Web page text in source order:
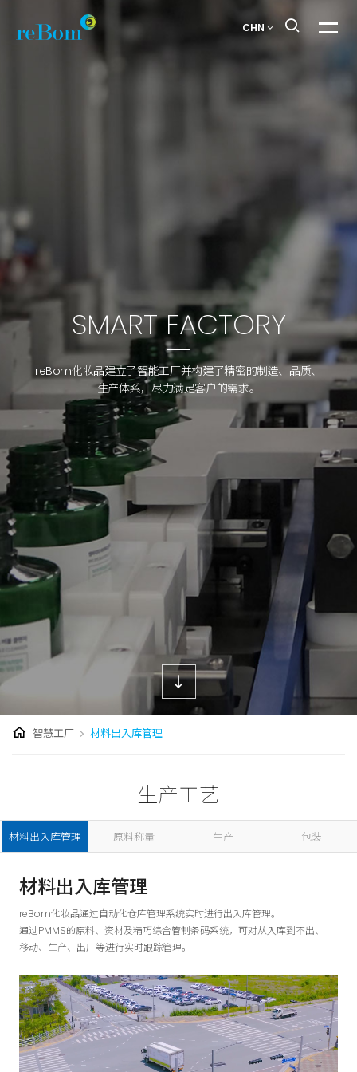
화장품ODM제조전문
리봄화장품
CHN 메뉴
SMART FACTORY
reBom化妆品建立了智能工厂并构建了精密的制造、 品质、
生产体系，尽力满足客户的需求。
智慧工厂 材料出入库管理
生产工艺
材料出入库管理 原料称量 生产 包装
材料出入库管理
reBom化妆品通过自动化仓库管理系统实时进行出入库管理。
通过PMMS的原料、资材及精巧综合管制条码系统，可对从入库到不出、
移动、生产、出厂等进行实时跟踪管理。